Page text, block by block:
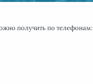
получить по телефонам: